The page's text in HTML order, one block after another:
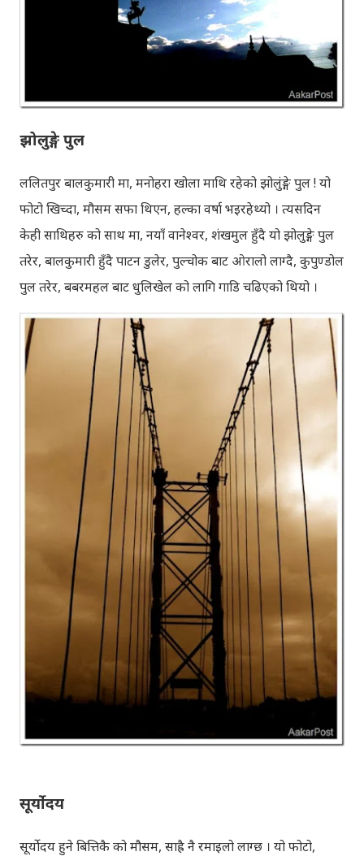
झोलुङ्गे पुल
ललितपुर बालकुमारी मा, मनोहरा खोला माथि रहेको झोलुंङ्गे पुल ! यो
फोटो खिच्दा, मौसम सफा थिएन, हल्का वर्षा भइरहेथ्यो । त्यसदिन
केही साथिहरु को साथ मा, नयाँ वानेश्वर, शंखमुल हुँदै यो झोलुङ्गे पुल
तरेर, बालकुमारी हुँदै पाटन डुलेर, पुल्चोक बाट ओरालो लाग्दै, कुपुण्डोल
पुल तरेर, बबरमहल बाट धुलिखेल को लागि गाडि चढिएको थियो ।
सूर्योदय
सूर्योदय हुने बित्तिकै को मौसम, साह्रै नै रमाइलो लाग्छ । यो फोटो,